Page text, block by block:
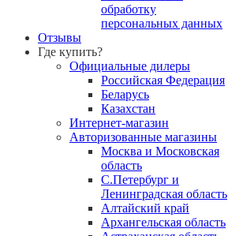
обработку
персональных данных
Отзывы
Где купить?
Официальные дилеры
Российская Федерация
Беларусь
Казахстан
Интернет-магазин
Авторизованные магазины
Москва и Московская
область
С.Петербург и
Ленинградская область
Алтайский край
Архангельская область